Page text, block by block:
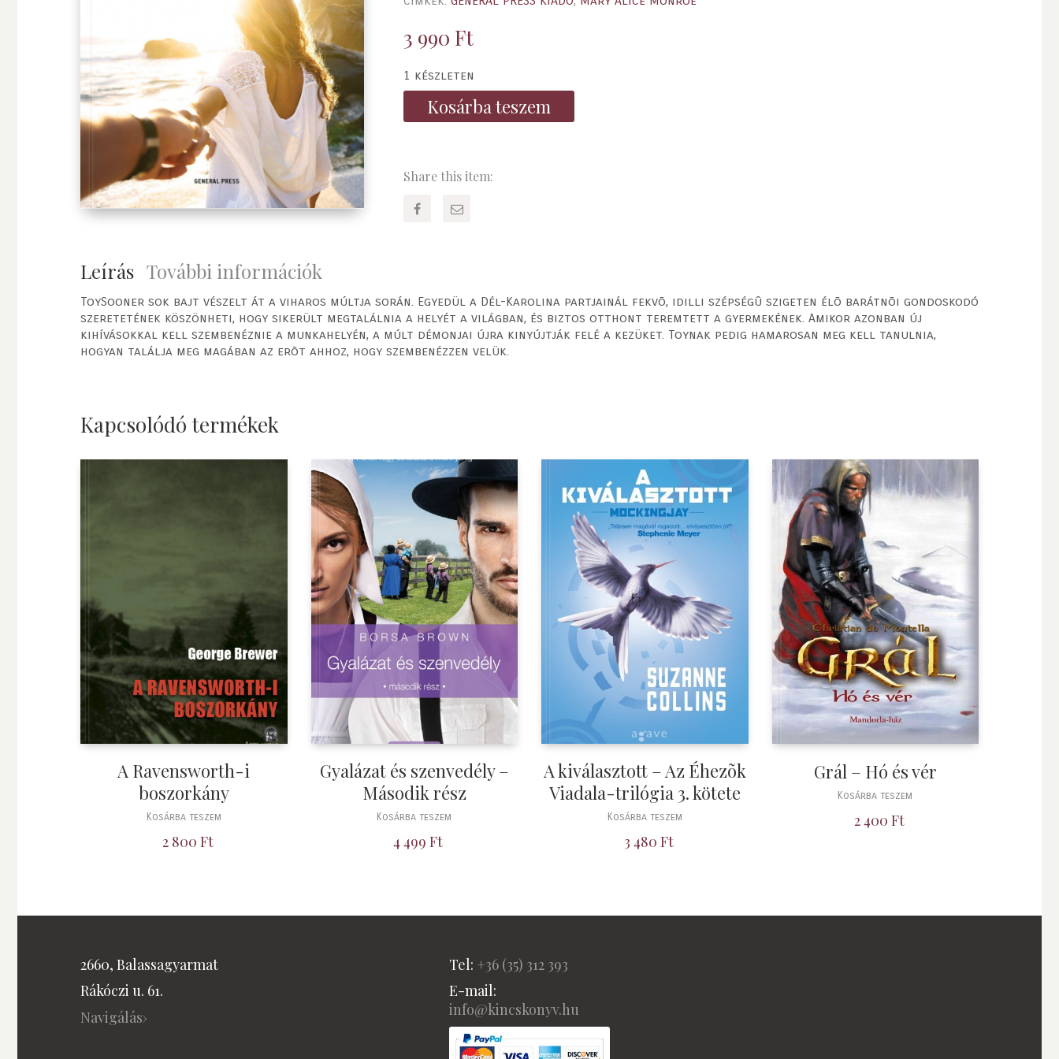
3 990 Ft
1 készleten
Kosárba teszem
Share this item:
Leírás További információk
ToySooner sok bajt vészelt át a viharos múltja során. Egyedül a Dél-Karolina partjainál fekvõ, idilli szépségû szigeten élõ barátnõi gondoskodó
szeretetének köszönheti, hogy sikerült megtalálnia a helyét a világban, és biztos otthont teremtett a gyermekének. Amikor azonban új
kihívásokkal kell szembenéznie a munkahelyén, a múlt démonjai újra kinyújtják felé a kezüket. Toynak pedig hamarosan meg kell tanulnia,
hogyan találja meg magában az erõt ahhoz, hogy szembenézzen velük.
Kapcsolódó termékek
A Ravensworth-i
boszorkány
Kosárba teszem
2 800 Ft
Gyalázat és szenvedély –
Második rész
Kosárba teszem
4 499Ft
A kiválasztott – Az Éhezõk
Viadala-trilógia 3. kötete
Kosárba teszem
3 480 Ft
Grál – Hó és vér
Kosárba teszem
2 400 Ft
2660, Balassagyarmat
Rákóczi u. 61.
Navigálás›
Tel: +36 (35) 312 393
E-mail:
info@kincskonyv.hu